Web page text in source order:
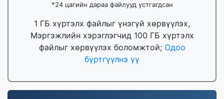
*24 цагийн дараа файлууд устгагдсан
1 ГБ хүртэлх файлыг үнэгүй хөрвүүлэх,
Мэргэжлийн хэрэглэгчид 100 ГБ хүртэлх
файлыг хөрвүүлэх боломжтой; Одоо
бүртгүүлнэ үү